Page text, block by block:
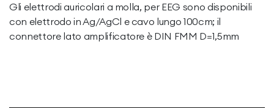
Gli elettrodi auricolari a molla, per EEG sono disponibili
con elettrodo in Ag/AgCl e cavo lungo 100cm; il
connettore lato amplificatore è DIN FMM D=1,5mm